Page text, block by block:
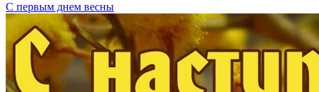
С первым днем весны